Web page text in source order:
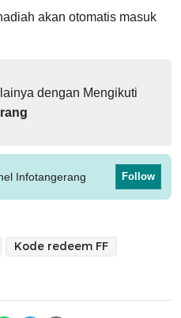
akan otomatis masuk
dengan Mengikuti
Infotangerang Follow
Kode redeem FF